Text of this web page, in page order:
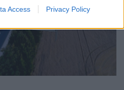
Access Privacy Policy